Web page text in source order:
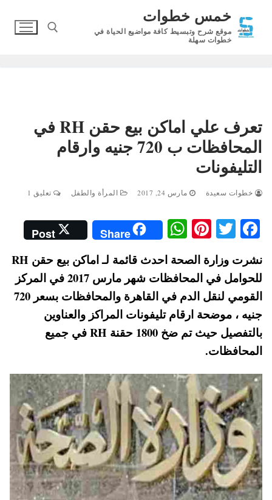
المحتوى
خمس خطوات
موقع شرح وتبسيط كافة مواضيع الحياة في
خطوات سهلة
تعرف علي اماكن بيع حقن RH في
المحافظات ب 720 جنيه وارقام
التليفونات
خطوات سعيدة مارس 24, 2017 المرأة والطفل تعليق 1
Fa
bo
ok
T
wi
tte
r
Pi
er
es
t
W
ha
ts
A
pp
Share
Post
نشرت وزارة الصحة احدث قائمة لـ اماكن بيع حقن RH
للحوامل في المحافظات شهر مارس 2017 في المركز
القومي لنقل الدم في القاهرة والمحافظات بسعر 720
جنيه ، موضحة ارقام تليفونات المراكز والعناوين
بالتفصيل حيث تم ضخ 1800 حقنة RH في جميع
المحافظات.